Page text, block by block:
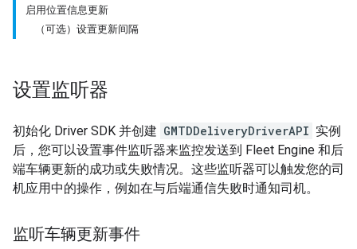
启用位置信息更新
（可选）设置更新间隔
设置监听器
初始化 Driver SDK 并创建 GMTDDeliveryDriverAPI 实例
后，您可以设置事件监听器来监控发送到 Fleet Engine 和后
端车辆更新的成功或失败情况。这些监听器可以触发您的司
机应用中的操作，例如在与后端通信失败时通知司机。
监听车辆更新事件